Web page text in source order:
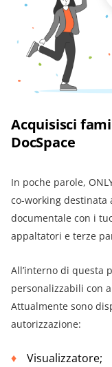
Acquisisci
DocSpace
In poche parole,
co-working destinata
documentale con i
appaltatori e terze
All’interno di questa
personalizzabili con
Attualmente sono
autorizzazione:
Visualizzatore;